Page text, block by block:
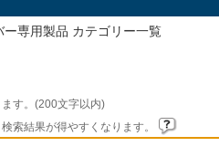
ー専用製品 カテゴリー一覧
す。(200文字以内)
索結果が得やすくなります。